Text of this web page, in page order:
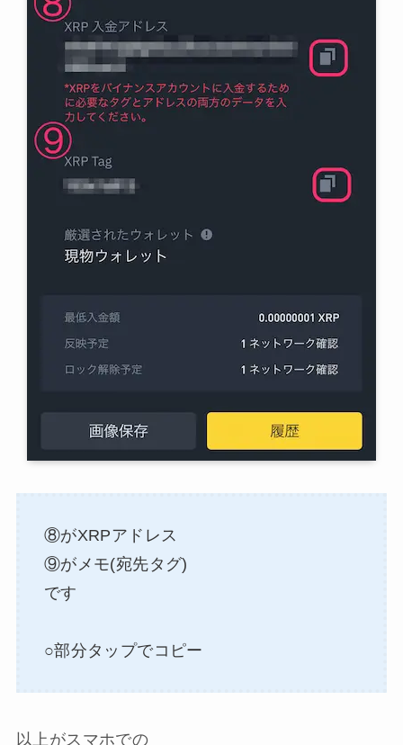
⑧がXRPアドレス
⑨がメモ(宛先タグ)
です
○部分タップでコピー
以上がスマホでの